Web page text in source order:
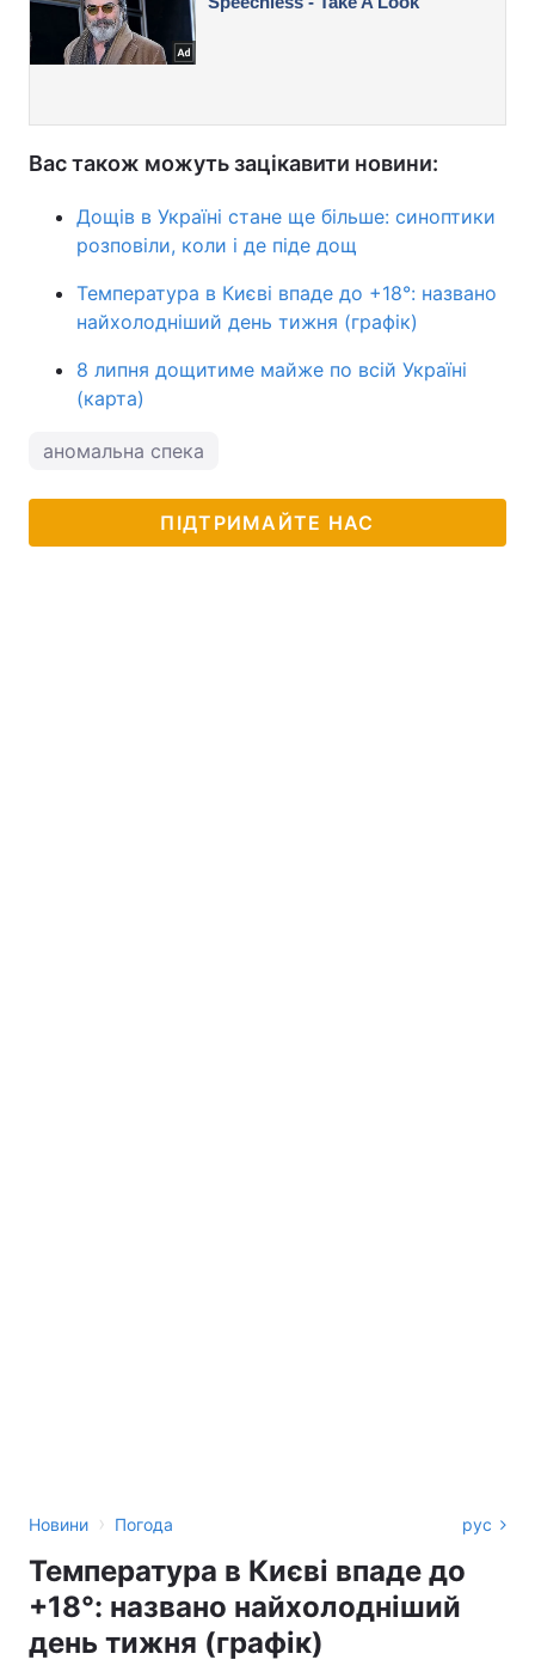
Вас також можуть зацікавити новини:
Дощів в Україні стане ще більше: синоптики
розповіли, коли і де піде дощ
Температура в Києві впаде до +18°: названо
найхолодніший день тижня (графік)
8 липня дощитиме майже по всій Україні
(карта)
аномальна спека
ПІДТРИМАЙТЕ НАС
Новини › Погода рус
Температура в Києві впаде до
+18°: названо найхолодніший
день тижня (графік)